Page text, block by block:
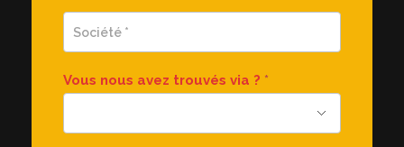
Vous nous avez trouvés via ? *